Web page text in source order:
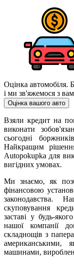
Оцінка автомобіля.
і ми зв'яжемося з
Оцінка вашого авто
Взяли кредит на
виконати
сьогодні
Найкращим
Autopokupka для
вигідних умовах.
Ми знаємо, як
фінансовою
законодавства.
скуповування
заставі у будь-
нашої компанії
складнощів з
американськими,
машинами,